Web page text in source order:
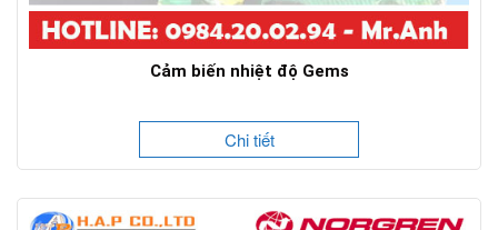
Cảm biến nhiệt độ Gems
Chi tiết